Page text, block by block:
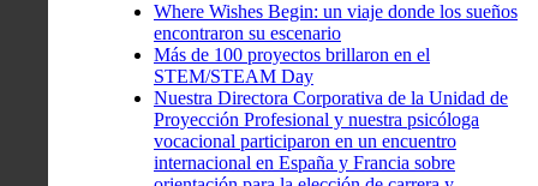
Where Wishes Begin: un viaje donde los sueños
encontraron su escenario
Más de 100 proyectos brillaron en el
STEM/STEAM Day
Nuestra Directora Corporativa de la Unidad de
Proyección Profesional y nuestra psicóloga
vocacional participaron en un encuentro
internacional en España y Francia sobre